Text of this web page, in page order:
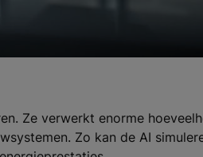
Ze verwerkt enorme
Zo kan de AI